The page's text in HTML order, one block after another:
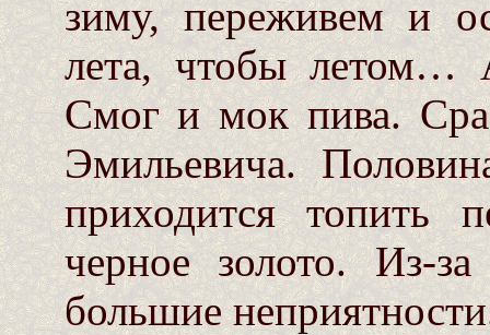
зиму, переживем и
лета, чтобы
Смог и мок пива.
Эмильевича.
приходится топить
черное золото. Из-
большие